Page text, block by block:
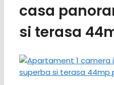
casa
si terasa